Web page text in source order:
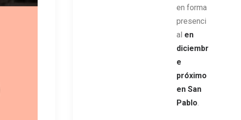
en forma
presenci
al en
diciembr
e
próximo
en San
Pablo.